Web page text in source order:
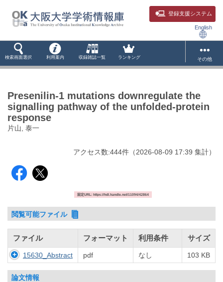
登録支援システム
English
検索画面選択 利用案内 収録雑誌一覧 ランキング その他
Presenilin-1 mutations downregulate the
signalling pathway of the unfolded-protein
response
片山, 泰一
アクセス数:444件 （2026-08-09 17:39 集計）
固定URL: https://hdl.handle.net/11094/42864
閲覧可能ファイル
ファイル フォーマット 利用条件 サイズ
15630_Abstract pdf なし 103 KB
論文情報